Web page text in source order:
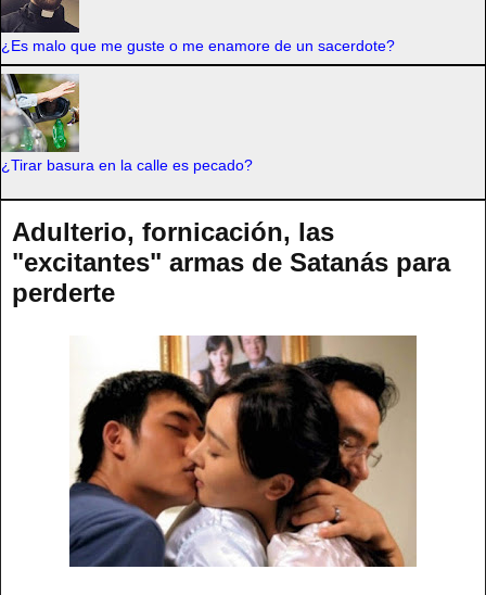
¿Es malo que me guste o me enamore de un sacerdote?
¿Tirar basura en la calle es pecado?
Adulterio, fornicación, las
"excitantes" armas de Satanás para
perderte